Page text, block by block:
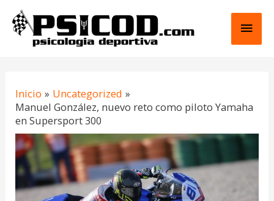
contenido
Inicio
Uncategorized
Manuel González, nuevo reto como piloto Yamaha
en Supersport 300
de
entradas